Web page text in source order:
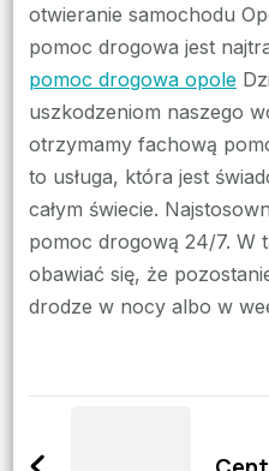
otwieranie samochodu
pomoc drogowa jest
pomoc drogowa opole
uszkodzeniom naszego
otrzymamy fachową
to usługa, która jest
całym świecie.
pomoc drogową 24/7. W
obawiać się, że
drodze w nocy albo w